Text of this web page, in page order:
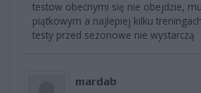
testow obecnymi się nie obejdzie,
piątkowym a najlepiej kilku
testy przed sezonowe nie wystarczą
mardab